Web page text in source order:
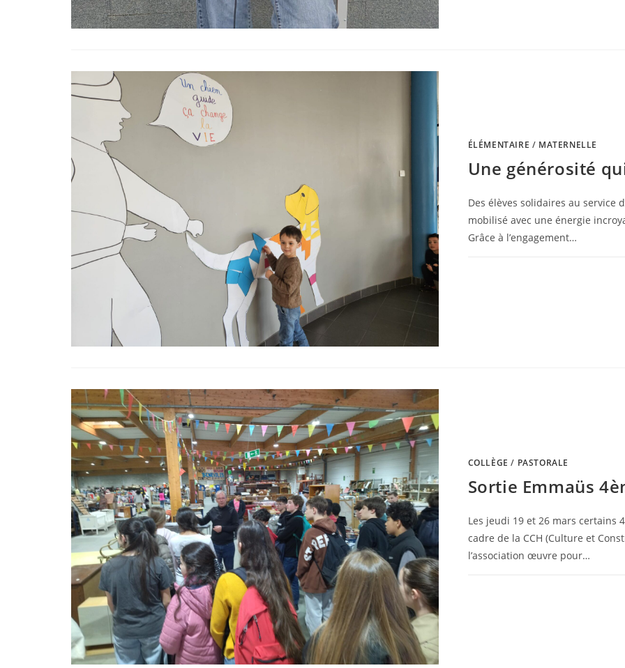
ÉLÉMENTAIRE / MATERNELLE
Une générosité
Des élèves solidaires au service
mobilisé avec une énergie
Grâce à l’engagement…
COLLÈGE / PASTORALE
Sortie Emmaüs
Les jeudi 19 et 26 mars certains
cadre de la CCH (Culture et
l’association œuvre pour…